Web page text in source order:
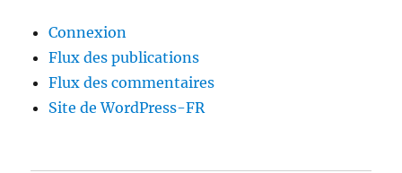
Connexion
Flux des publications
Flux des commentaires
Site de WordPress-FR